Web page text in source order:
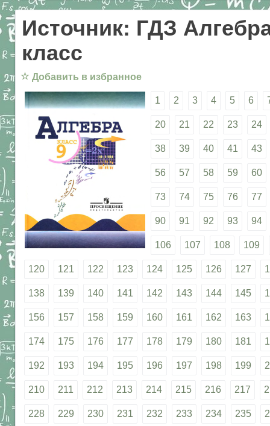
Источник: ГДЗ
класс
☆ Добавить в избранное
1 2 3 4 5 6
20 21 22 23 24
38 39 40 41 43
56 57 58 59 60
73 74 75 76 77
90 91 92 93 94
106 107 108 109
120 121 122 123 124 125 126 127
138 139 140 141 142 143 144 145
156 157 158 159 160 161 162 163
174 175 176 177 178 179 180 181
192 193 194 195 196 197 198 199
210 211 212 213 214 215 216 217
228 229 230 231 232 233 234 235